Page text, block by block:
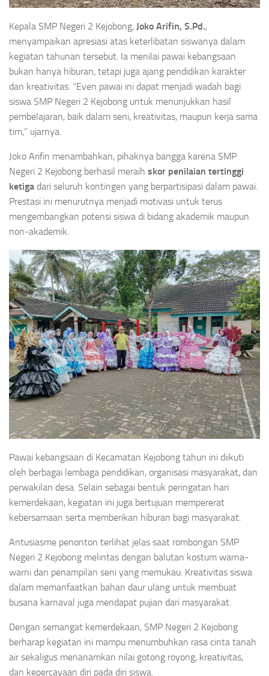
Kepala SMP Negeri 2 Kejobong, Joko Arifin, S.Pd.,
menyampaikan apresiasi atas keterlibatan siswanya dalam
kegiatan tahunan tersebut. Ia menilai pawai kebangsaan
bukan hanya hiburan, tetapi juga ajang pendidikan karakter
dan kreativitas. “Even pawai ini dapat menjadi wadah bagi
siswa SMP Negeri 2 Kejobong untuk menunjukkan hasil
pembelajaran, baik dalam seni, kreativitas, maupun kerja sama
tim,” ujarnya.
Joko Arifin menambahkan, pihaknya bangga karena SMP
Negeri 2 Kejobong berhasil meraih skor penilaian tertinggi
ketiga dari seluruh kontingen yang berpartisipasi dalam pawai.
Prestasi ini menurutnya menjadi motivasi untuk terus
mengembangkan potensi siswa di bidang akademik maupun
non-akademik.
Pawai kebangsaan di Kecamatan Kejobong tahun ini diikuti
oleh berbagai lembaga pendidikan, organisasi masyarakat, dan
perwakilan desa. Selain sebagai bentuk peringatan hari
kemerdekaan, kegiatan ini juga bertujuan mempererat
kebersamaan serta memberikan hiburan bagi masyarakat.
Antusiasme penonton terlihat jelas saat rombongan SMP
Negeri 2 Kejobong melintas dengan balutan kostum warna-
warni dan penampilan seni yang memukau. Kreativitas siswa
dalam memanfaatkan bahan daur ulang untuk membuat
busana karnaval juga mendapat pujian dari masyarakat.
Dengan semangat kemerdekaan, SMP Negeri 2 Kejobong
berharap kegiatan ini mampu menumbuhkan rasa cinta tanah
air sekaligus menanamkan nilai gotong royong, kreativitas,
dan kepercayaan diri pada diri siswa.